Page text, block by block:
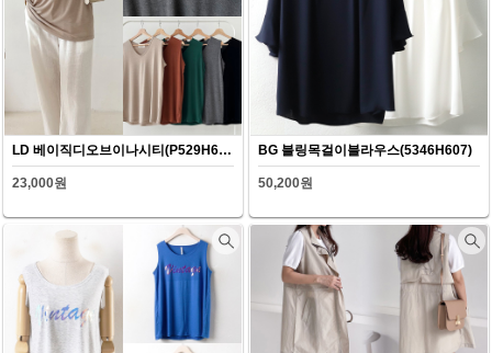
LD 베이직디오브이나시티(P529H607)
23,000원
BG 블링목걸이블라우스(5346H607)
50,200원